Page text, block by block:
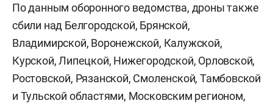
По данным оборонного ведомства, дроны также
сбили над Белгородской, Брянской,
Владимирской, Воронежской, Калужской,
Курской, Липецкой, Нижегородской, Орловской,
Ростовской, Рязанской, Смоленской, Тамбовской
и Тульской областями, Московским регионом,